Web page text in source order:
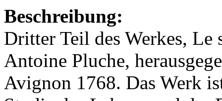
Beschreibung:
Dritter Teil des Werkes, Le
Antoine Pluche,
Avignon 1768. Das Werk